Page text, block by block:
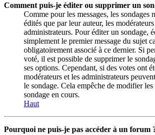
Comment puis-je éditer ou supprimer un
Comme pour les messages, les sondages
édités que par leur auteur, les
administrateurs. Pour éditer un sondage,
simplement le premier message du sujet
obligatoirement associé à ce dernier. Si
voté, il est possible de supprimer le
ses options. Cependant, si des votes ont
modérateurs et les administrateurs
le sondage. Cela empêche de modifier les
sondage en cours.
Haut
Pourquoi ne puis-je pas accéder à un forum